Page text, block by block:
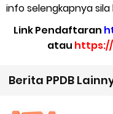
info selengkapnya sila
Link Pendaftaran
atau
Berita PPDB